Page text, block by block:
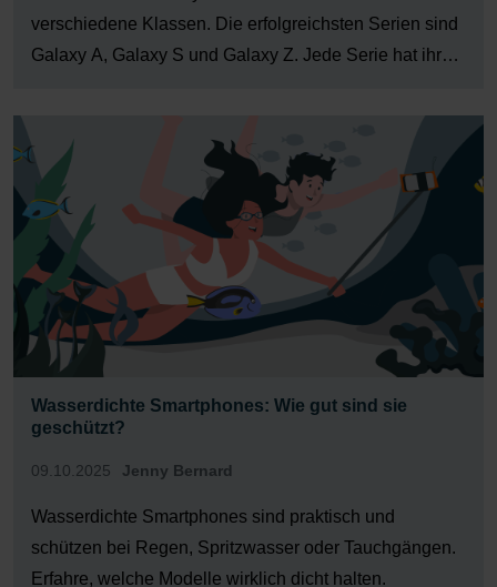
verschiedene Klassen. Die erfolgreichsten Serien sind
Galaxy A, Galaxy S und Galaxy Z. Jede Serie hat ihre
Anhand des Buchstabens kannst Du das Samsung-
Modell bereits einordnen: In der S-Klasse versammeln
[…]
Wasserdichte Smartphones: Wie gut sind sie
geschützt?
09.10.2025 Jenny Bernard
Wasserdichte Smartphones sind praktisch und
schützen bei Regen, Spritzwasser oder Tauchgängen.
Erfahre, welche Modelle wirklich dicht halten.